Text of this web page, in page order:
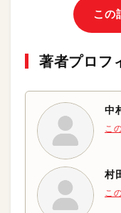
この
著者プロフ
中
こ
村
こ